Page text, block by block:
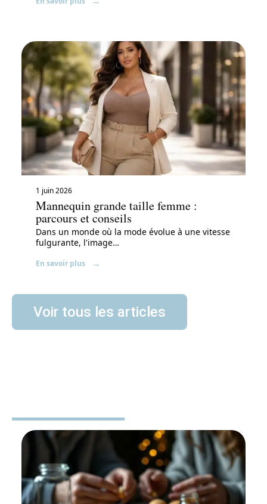
1 juin 2026
Mannequin grande taille femme :
parcours et conseils
Dans un monde où la mode évolue à une vitesse
fulgurante, l'image…
En savoir plus
Voir tous les articles